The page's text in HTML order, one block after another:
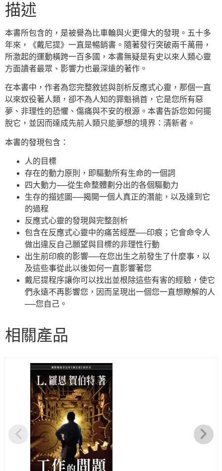
描述
本書所包含的，是被譽為比車輪與火更偉大的發現。五十多
年來，《戴尼提》一直是暢銷書。隨著發行突破兩千萬冊，
所激起的運動橫跨一百多國，本書無疑是有史以來人類心靈
方面讀者最眾、影響力也最深遠的著作。
在本書中，作者為您完整敘述與剖析反應式心靈，那個一直
以來奴役著人類，卻不為人知的罪魁禍首，它是您所有惡
夢、非理性的恐懼、傷痛與不安的根源。本書告訴您如何擺
脫它，並因而達成先前人類只能夢想的境界：清新者。
本書的發現包含：
人的目標
存在的動力原則，即驅動所有生命的一個詞
四大動力──從生命整體劃分出的各個驅動力
生存的描述圖──揭開一個人真正的潛能，以及達到它
的過程
反應式心靈的發現與完整剖析
包含在反應式心靈中的痛苦經歷──印痕；它會命令人
做出違反自己願望與目標的非理性行動
出生前印痕的影響──在您出生之前發生了什麼事，以
及這些事從此以後如何一直影響著您
戴尼提程序讓你可以找出並根除這些有害的經驗，使它
們永遠不再影響您，因而呈現出一個您一直想瞭解的人
──您自己。
相關產品